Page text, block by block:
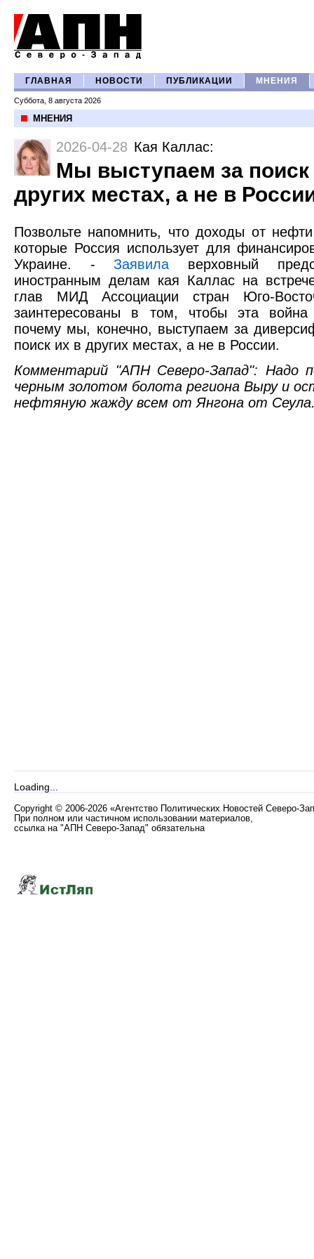
ГЛАВНАЯ НОВОСТИ ПУБЛИКАЦИИ МНЕНИЯ
Суббота, 8 августа 2026
МНЕНИЯ
2026-04-28 Кая Каллас:
Мы выступаем за
других местах, а не в
Позвольте напомнить, что доходы от
которые Россия использует для
Украине. -Заявила верховный
иностранным делам кая Каллас на
глав МИД Ассоциации стран Юго-
заинтересованы в том, чтобы эта война
почему мы, конечно, выступаем за
поиск их в других местах, а не в России.
Комментарий "АПН Северо-Запад": Надо
черным золотом болота региона Выру и
нефтяную жажду всем от Янгона от
Loading...
Copyright © 2006-2026 «Агентство Политических Новостей Северо-
При полном или частичном использовании материалов,
ссылка на "АПН Северо-Запад" обязательна